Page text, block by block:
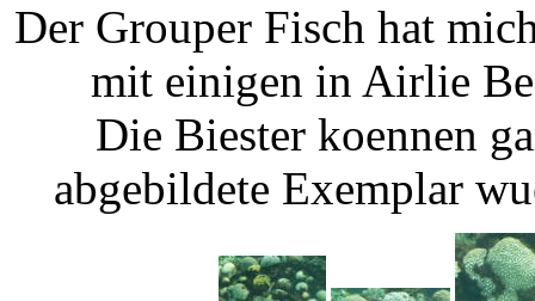
Der Grouper Fisch hat
mit einigen in Airlie
Die Biester koennen
abgebildete Exemplar